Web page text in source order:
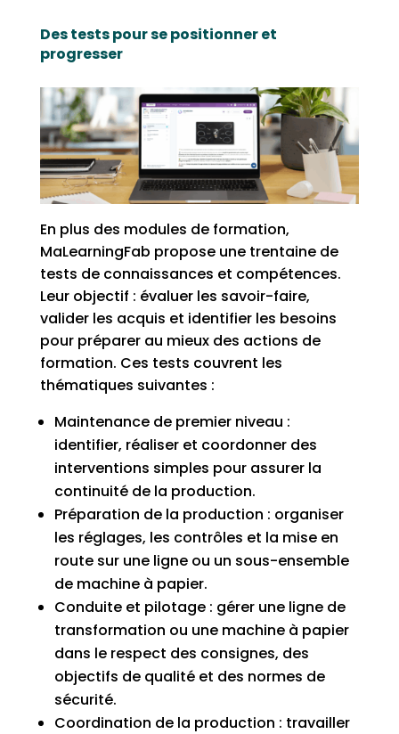
Des tests pour se positionner et
progresser
En plus des modules de formation,
MaLearningFab propose une trentaine de
tests de connaissances et compétences.
Leur objectif : évaluer les savoir-faire,
valider les acquis et identifier les besoins
pour préparer au mieux des actions de
formation. Ces tests couvrent les
thématiques suivantes :
Maintenance de premier niveau :
identifier, réaliser et coordonner des
interventions simples pour assurer la
continuité de la production.
Préparation de la production : organiser
les réglages, les contrôles et la mise en
route sur une ligne ou un sous-ensemble
de machine à papier.
Conduite et pilotage : gérer une ligne de
transformation ou une machine à papier
dans le respect des consignes, des
objectifs de qualité et des normes de
sécurité.
Coordination de la production : travailler